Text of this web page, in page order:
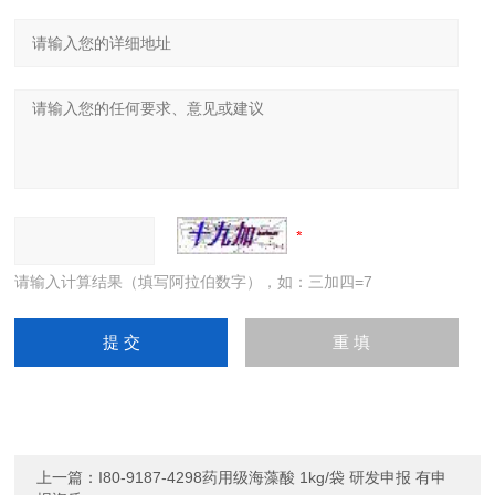
请输入计算结果（填写阿拉伯数字），如：三加四=7
上一篇： I80-9187-4298药用级海藻酸 1kg/袋 研发申报 有申